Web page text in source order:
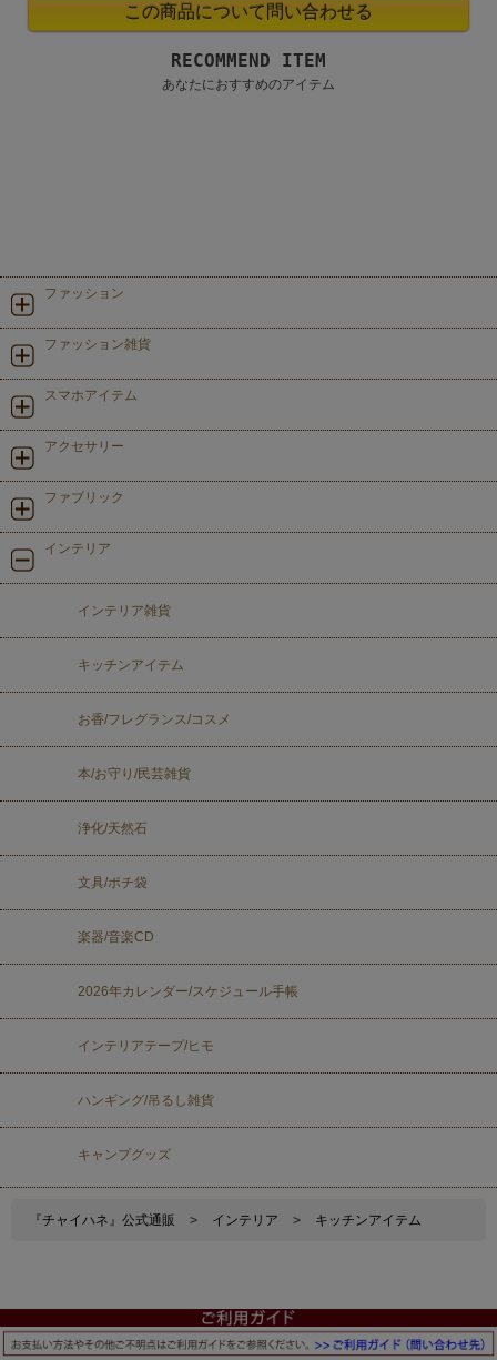
RECOMMEND ITEM
あなたにおすすめのアイテム
ファッション
ファッション雑貨
スマホアイテム
アクセサリー
ファブリック
インテリア
インテリア雑貨
キッチンアイテム
お香/フレグランス/コスメ
本/お守り/民芸雑貨
浄化/天然石
文具/ポチ袋
楽器/音楽CD
2026年カレンダー/スケジュール手帳
インテリアテープ/ヒモ
ハンギング/吊るし雑貨
キャンプグッズ
『チャイハネ』公式通販 > インテリア > キッチンアイテム